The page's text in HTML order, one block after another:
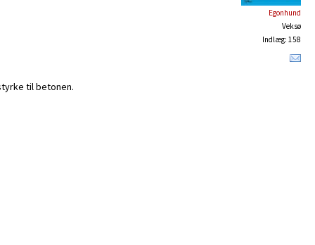
Egonhund
Veksø
Indlæg: 158
til betonen.